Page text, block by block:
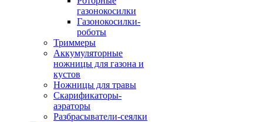
газонокосилки
Газонокосилки-
роботы
Триммеры
Аккумуляторные
ножницы для газона и
кустов
Ножницы для травы
Скарификаторы-
аэраторы
Разбрасыватели-сеялки